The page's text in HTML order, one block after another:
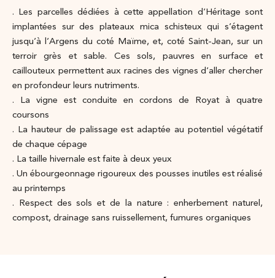
. Les parcelles dédiées à cette appellation d’Héritage sont
implantées sur des plateaux mica schisteux qui s’étagent
jusqu’à l’Argens du coté Maïme, et, coté Saint-Jean, sur un
terroir grès et sable. Ces sols, pauvres en surface et
caillouteux permettent aux racines des vignes d’aller chercher
en profondeur leurs nutriments.
. La vigne est conduite en cordons de Royat à quatre
coursons
. La hauteur de palissage est adaptée au potentiel végétatif
de chaque cépage
. La taille hivernale est faite à deux yeux
. Un ébourgeonnage rigoureux des pousses inutiles est réalisé
au printemps
. Respect des sols et de la nature : enherbement naturel,
compost, drainage sans ruissellement, fumures organiques